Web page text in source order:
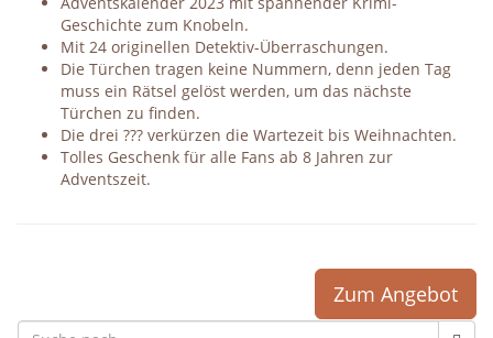
Geschichte zum Knobeln.
Mit 24 originellen Detektiv-Überraschungen.
Die Türchen tragen keine Nummern, denn jeden Tag
muss ein Rätsel gelöst werden, um das nächste
Türchen zu finden.
Die drei ??? verkürzen die Wartezeit bis Weihnachten.
Tolles Geschenk für alle Fans ab 8 Jahren zur
Adventszeit.
Zum Angebot